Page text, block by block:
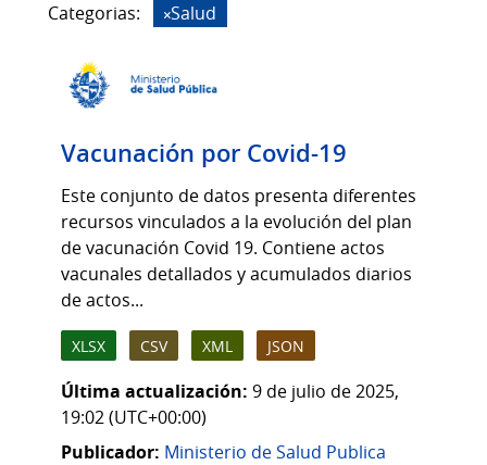
Categorias:
Salud
Vacunación por Covid-19
Este conjunto de datos presenta diferentes
recursos vinculados a la evolución del plan
de vacunación Covid 19. Contiene actos
vacunales detallados y acumulados diarios
de actos...
XLSX CSV XML JSON
Última actualización: 9 de julio de 2025,
19:02 (UTC+00:00)
Publicador: Ministerio de Salud Publica